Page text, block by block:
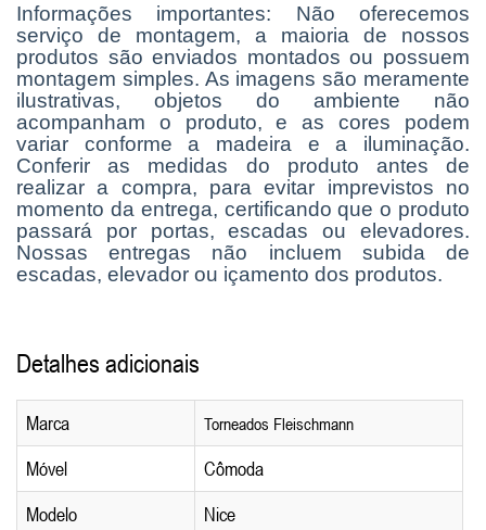
Informações importantes: Não oferecemos
serviço de montagem, a maioria de nossos
produtos são enviados montados ou possuem
montagem simples. As imagens são meramente
ilustrativas, objetos do ambiente não
acompanham o produto, e as cores podem
variar conforme a madeira e a iluminação.
Conferir as medidas do produto antes de
realizar a compra, para evitar imprevistos no
momento da entrega, certificando que o produto
passará por portas, escadas ou elevadores.
Nossas entregas não incluem subida de
escadas, elevador ou içamento dos produtos.
Detalhes adicionais
Marca Torneados Fleischmann
Móvel
Cômoda
Modelo
Nice